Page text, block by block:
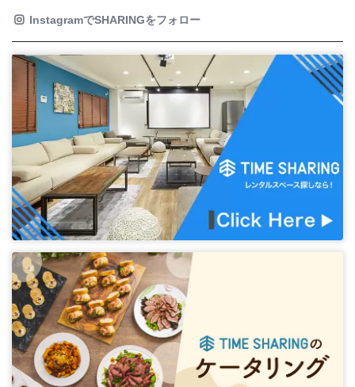
InstagramでSHARINGをフォロー